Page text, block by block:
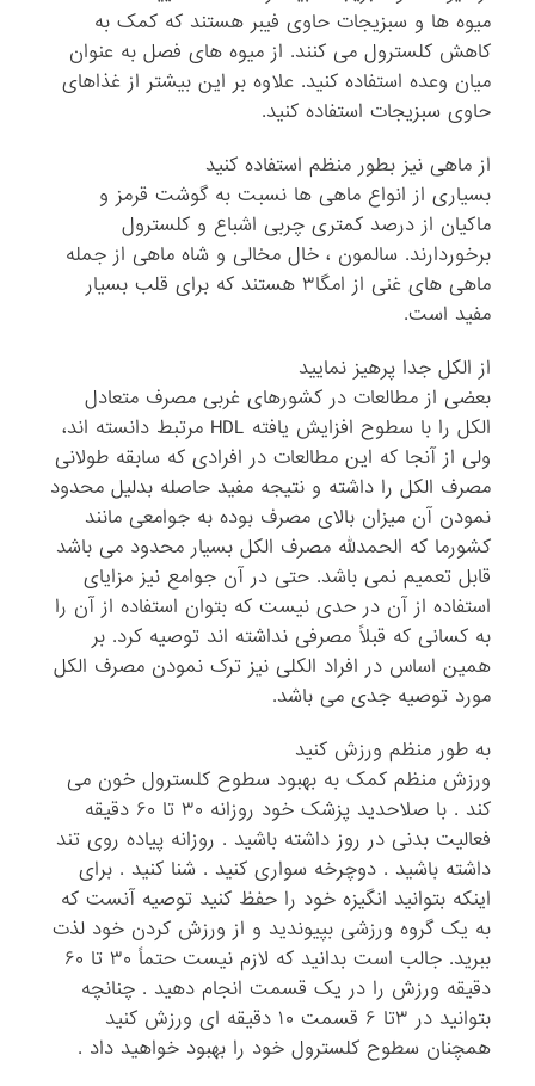
میوه ها و سبزیجات حاوی فیبر هستند که کمک به
کاهش کلسترول می کنند. از میوه های فصل به عنوان
میان وعده استفاده کنید. علاوه بر این بیشتر از غذاهای
حاوی سبزیجات استفاده کنید.
از ماهی نیز بطور منظم استفاده کنید
بسیاری از انواع ماهی ها نسبت به گوشت قرمز و
ماکیان از درصد کمتری چربی اشباع و کلسترول
برخوردارند. سالمون ، خال مخالی و شاه ماهی از جمله
ماهی های غنی از امگا۳ هستند که برای قلب بسیار
مفید است.
از الکل جدا پرهیز نمایید
بعضی از مطالعات در کشورهای غربی مصرف متعادل
الکل را با سطوح افزایش یافته HDL مرتبط دانسته اند،
ولی از آنجا که این مطالعات در افرادی که سابقه طولانی
مصرف الکل را داشته و نتیجه مفید حاصله بدلیل محدود
نمودن آن میزان بالای مصرف بوده به جوامعی مانند
کشورما که الحمدلله مصرف الکل بسیار محدود می باشد
قابل تعمیم نمی باشد. حتی در آن جوامع نیز مزایای
استفاده از آن در حدی نیست که بتوان استفاده از آن را
به کسانی که قبلاً مصرفی نداشته اند توصیه کرد. بر
همین اساس در افراد الکلی نیز ترک نمودن مصرف الکل
مورد توصیه جدی می باشد.
به طور منظم ورزش کنید
ورزش منظم کمک به بهبود سطوح کلسترول خون می
کند . با صلاحدید پزشک خود روزانه ۳۰ تا ۶۰ دقیقه
فعالیت بدنی در روز داشته باشید . روزانه پیاده روی تند
داشته باشید . دوچرخه سواری کنید . شنا کنید . برای
اینکه بتوانید انگیزه خود را حفظ کنید توصیه آنست که
به یک گروه ورزشی بپیوندید و از ورزش کردن خود لذت
ببرید. جالب است بدانید که لازم نیست حتماً ۳۰ تا ۶۰
دقیقه ورزش را در یک قسمت انجام دهید . چنانچه
بتوانید در ۳تا ۶ قسمت ۱۰ دقیقه ای ورزش کنید
همچنان سطوح کلسترول خود را بهبود خواهید داد .